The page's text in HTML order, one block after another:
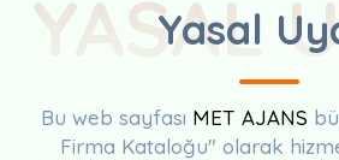
Yasal
YASAL
Bu web sayfası MET AJANS
Firma Kataloğu" olarak